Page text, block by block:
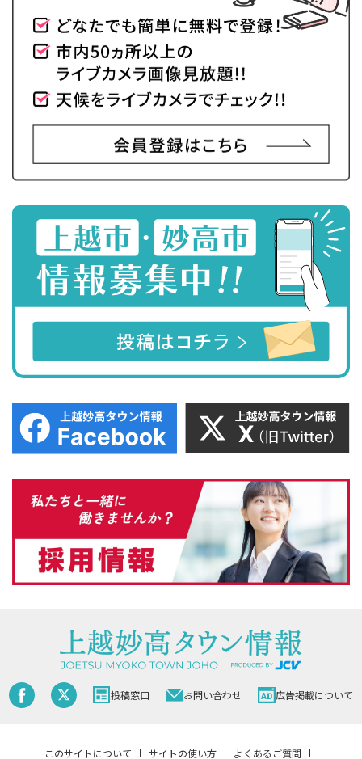
投稿窓口 お問い合わせ 広告掲載について
このサイトについて サイトの使い方 よくあるご質問